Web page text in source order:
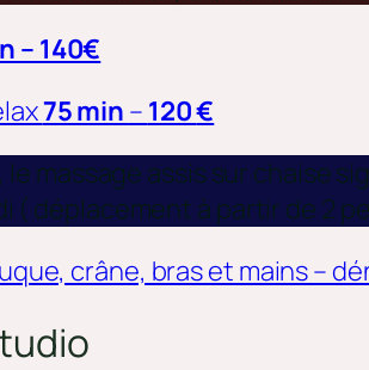
– 140€
75 min – 120€
, le massage assis sur chaise
( déplacement à partir de 2
crâne, bras et mains –